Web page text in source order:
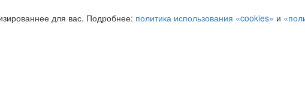
для вас. Подробнее: политика использования «cookies» и